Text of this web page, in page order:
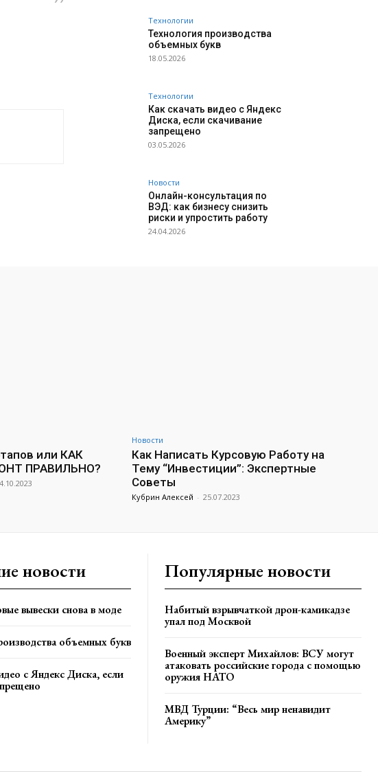
Технологии
Технология производства
объемных букв
18.05.2026
Технологии
Как скачать видео с Яндекс
Диска, если скачивание
запрещено
03.05.2026
Новости
Онлайн-консультация по
ВЭД: как бизнесу снизить
риски и упростить работу
24.04.2026
или КАК
ПРАВИЛЬНО?
Новости
Как Написать Курсовую Работу на
Тему “Инвестиции”: Экспертные
Советы
Кубрин Алексей - 25.07.2023
новости
вывески снова в моде
объемных букв
с Яндекс Диска, если
Популярные новости
Набитый взрывчаткой дрон-камикадзе
упал под Москвой
Военный эксперт Михайлов: ВСУ могут
атаковать российские города с помощью
оружия НАТО
МВД Турции: “Весь мир ненавидит
Америку”